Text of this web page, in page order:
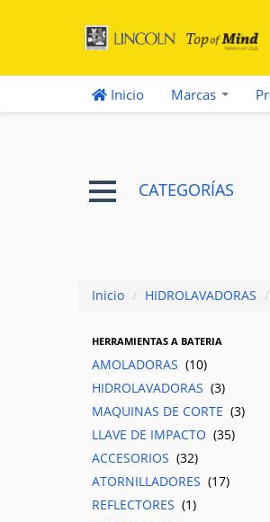
Inicio Marcas
CATEGORÍAS
Inicio / HIDROLAVADORAS /
HERRAMIENTAS A BATERIA
AMOLADORAS (10)
HIDROLAVADORAS (3)
MAQUINAS DE CORTE (3)
LLAVE DE IMPACTO (35)
ACCESORIOS (32)
ATORNILLADORES (17)
REFLECTORES (1)